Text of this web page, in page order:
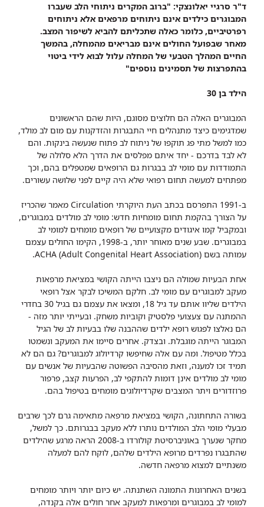
ד"ר סרגיי יאלונצקי: "ברוב המקרים ניתוחי הלב שעברו
המבוגרים כילדים אינם ניתוחים מרפאים אלא ניתוחים
רפרטיביים, כלומר כאלה שתכליתם להביא לשיפור המצב.
מאחר שבפועל החולים אינם מבריאים מהמחלה, בהמשך
החיים המהלך הטבעי של המחלה עלול לבוא לידי ביטוי
בהתפרצות של תסמינים נוספים"
הילד בן 30
המבוגרים האלה הם חלוצים מסוגם, היות שהם הראשונים
שמדגימים כיצד מתנהלים חיי התבגרות והזדקנות עם מום לב מולד,
כמו למשל מתי פג תוקפו של ניתוח לב פתוח שנעשה בינקות. והם
לא לבד בדרכם - יחד איתם מפלסים את הדרך הלא סלולה של
התמודדות עם מומי לב בבגרות גם הרופאים שמטפלים בהם, וכך
מפתחים למעשה תחום רפואי שלא היה קיים לפני שלושה עשורים.
ב-1991 התפרסם בכתב העת היוקרתי Circulation מאמר שהכריז
על הצורך בהקמת תחום מומחיות חדש: מומי לב מולדים במבוגרים,
ובמקביל קמו איגודים מקצועיים של רופאים מומחים למומי לב
במבוגרים. שבע שנים מאוחר יותר, ב-1998, הקימו החולים עצמם
עמותה בשם ACHA (Adult Congenital Heart Association).
אחת הבעיות שמולה הם ניצבו הייתה הקושי במציאת מרפאות
מעקב למבוגרים עם מומי לב. חלקם המשיכו לבקר אצל רופאי
הילדים שליוו אותם עד גיל 18, ומצאו את עצמם גם בגיל 30 בחדרי
ההמתנה עם צעצועי פלסטיק וקוביות משחק. ובעייתי יותר מזה -
הם נאלצו לפגוש רופא ילדים שההבנה שלו בבעיות לב של הגיל
המבוגר הייתה מוגבלת. ובצדק. אחרים סיימו את המעקב ונשמטו
בכלל מטיפול. ומה עם אלה שחיפשו קרדיולוג למבוגרים? גם הם לא
תמיד זכו למענה, וזאת מהסיבה הפשוטה שהבעיות של אנשים עם
מומי לב מולדים אינן דומות להתקפי לב, הפרעות קצב, פרפור
פרוזדורים ויתר המצבים שקרדיולוגים מומחים בטיפול בהם.
בשורה התחתונה, הקושי במציאת מרפאה מתאימה גרם לכך שרבים
מבעלי מומי הלב המולדים נותרו ללא מעקב בבגרותם. כך למשל,
מחקר שנערך באוניברסיטת קולורדו ב-2008 הראה מרגע שהילדים
שהתבגרו נפרדים מרופא הילדים שלהם, לוקח להם למעלה
משנתיים למצוא מרפאה חדשה.
בשנים האחרונות התמונה השתנתה. יש כיום יותר ויותר מומחים
למומי לב במבוגרים ומרפאות למעקב אחר חולים אלה בקנדה,